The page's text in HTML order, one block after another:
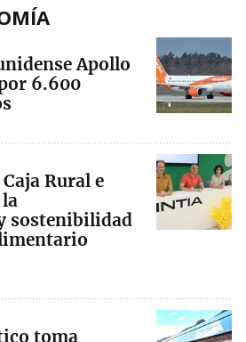
Apollo
6.600
Rural e
sostenibilidad
toma